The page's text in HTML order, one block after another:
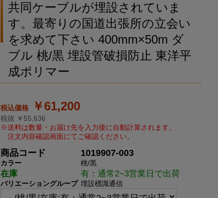
共同ケーブルが埋設されていま
す。最寄りの国道出張所の立会い
を求めて下さい 400mm×50m ダ
ブル 桃/黒 埋設管破損防止 東洋平
成ポリマー
￥61,200
税抜 ￥55,636
商品コード 1019907-003
カラー 桃/黒
在庫 有：通常2~3営業日で出荷
バリエーショングループ 埋設標識通信